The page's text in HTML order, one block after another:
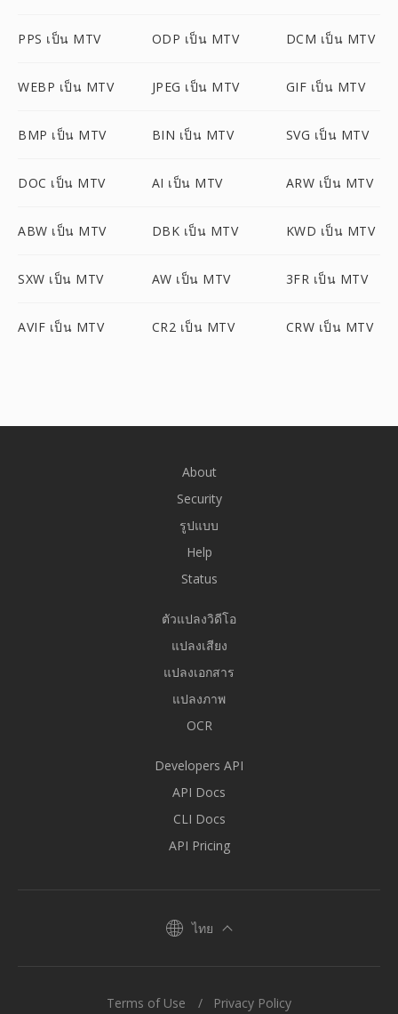
PPS เป็น MTV ODP เป็น MTV DCM เป็น MTV
WEBP เป็น MTV JPEG เป็น MTV GIF เป็น MTV
BMP เป็น MTV BIN เป็น MTV SVG เป็น MTV
DOC เป็น MTV AI เป็น MTV ARW เป็น MTV
ABW เป็น MTV DBK เป็น MTV KWD เป็น MTV
SXW เป็น MTV AW เป็น MTV 3FR เป็น MTV
AVIF เป็น MTV CR2 เป็น MTV CRW เป็น MTV
About
Security
รูปแบบ
Help
Status
ตัวแปลงวิดีโอ
แปลงเสียง
แปลงเอกสาร
แปลงภาพ
OCR
Developers API
API Docs
CLI Docs
API Pricing
ไทย
Terms of Use Privacy Policy